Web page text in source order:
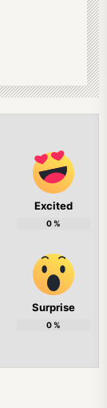
Excited
0%
Surprise
0%